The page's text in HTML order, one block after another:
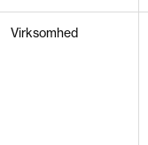
Virksomhed